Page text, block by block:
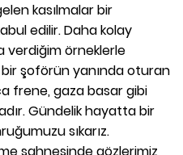
kasılmalar bir
edilir. Daha kolay
verdiğim örneklerle
şoförün yanında oturan
frene, gaza basar gibi
Gündelik hayatta bir
sıkarız.